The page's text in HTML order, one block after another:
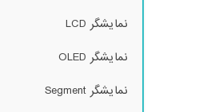
نمایشگر LCD
نمایشگر OLED
نمایشگر Segment